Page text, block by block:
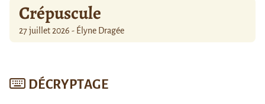
Crépuscule
27 juillet 2026 - Élyne Dragée
DÉCRYPTAGE